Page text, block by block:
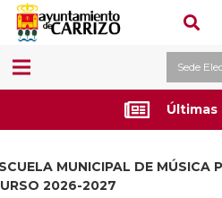
Sede
Últimas
MUNICIPAL DE MÚSICA
2026-2027